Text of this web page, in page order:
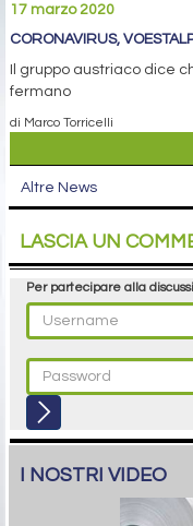
17 marzo 2020
CORONAVIRUS,
Il gruppo austriaco dice
fermano
di Marco Torricelli
Altre News
LASCIA UN
Per partecipare alla
I NOSTRI VIDEO